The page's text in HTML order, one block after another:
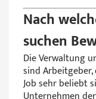
Nach
suchen
Die Verwaltung
sind
Job sehr beliebt